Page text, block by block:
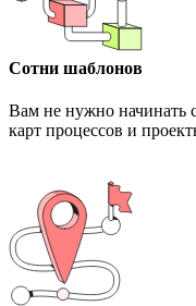
Сотни шаблонов
Вам не нужно начинать
карт процессов и